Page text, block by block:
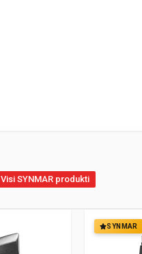
Visi SYNMAR produkti
SYNMAR